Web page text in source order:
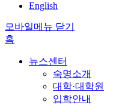
English
모바일메뉴 닫기
홈
뉴스센터
숙명소개
대학·대학원
입학안내